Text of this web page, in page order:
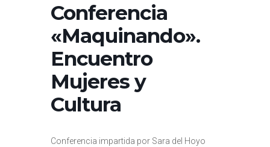
Conferencia
«Maquinando».
Encuentro
Mujeres y
Cultura
Conferencia impartida por Sara del Hoyo